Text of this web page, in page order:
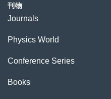
刊物
Journals
Physics World
Conference Series
Books